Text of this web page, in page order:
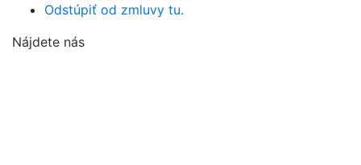
Odstúpiť od zmluvy tu.
Nájdete nás